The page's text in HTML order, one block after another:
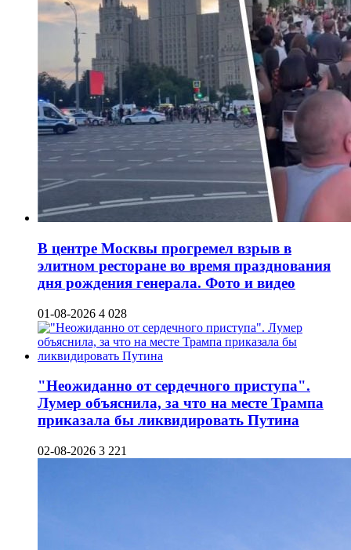
В центре Москвы прогремел взрыв в
элитном ресторане во время празднования
дня рождения генерала. Фото и видео
01-08-2026 4 028
"Неожиданно от сердечного приступа".
Лумер объяснила, за что на месте Трампа
приказала бы ликвидировать Путина
02-08-2026 3 221